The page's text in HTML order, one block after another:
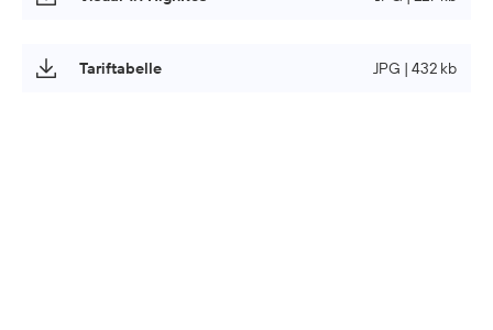
Tariftabelle JPG | 432 kb